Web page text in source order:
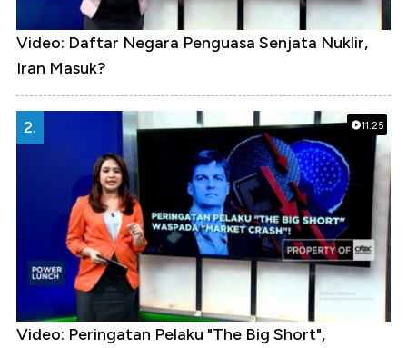
Video: Daftar Negara Penguasa Senjata Nuklir,
Iran Masuk?
11:25
2.
Video: Peringatan Pelaku "The Big Short",